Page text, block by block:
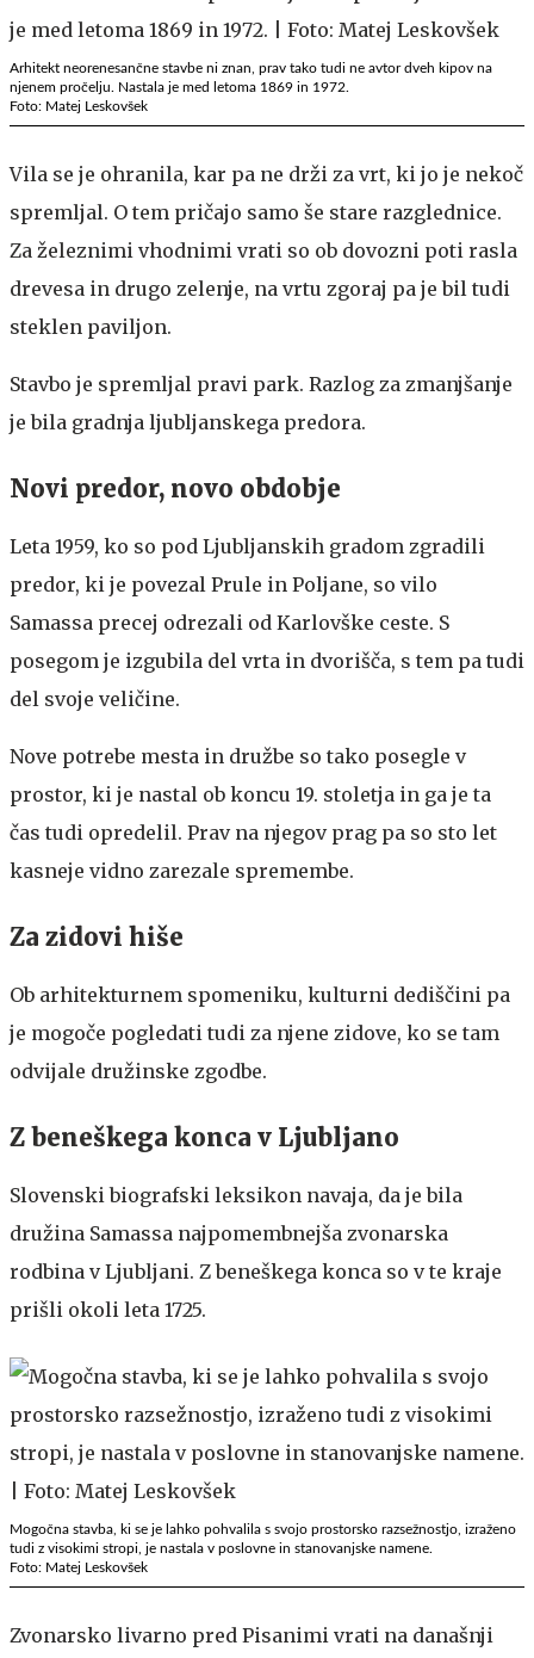
Arhitekt neorenesančne stavbe ni znan, prav tako tudi ne avtor dveh kipov na
njenem pročelju. Nastala je med letoma 1869 in 1972.
Foto: Matej Leskovšek
Vila se je ohranila, kar pa ne drži za vrt, ki jo je nekoč
spremljal. O tem pričajo samo še stare razglednice.
Za železnimi vhodnimi vrati so ob dovozni poti rasla
drevesa in drugo zelenje, na vrtu zgoraj pa je bil tudi
steklen paviljon.
Stavbo je spremljal pravi park. Razlog za zmanjšanje
je bila gradnja ljubljanskega predora.
Novi predor, novo obdobje
Leta 1959, ko so pod Ljubljanskih gradom zgradili
predor, ki je povezal Prule in Poljane, so vilo
Samassa precej odrezali od Karlovške ceste. S
posegom je izgubila del vrta in dvorišča, s tem pa tudi
del svoje veličine.
Nove potrebe mesta in družbe so tako posegle v
prostor, ki je nastal ob koncu 19. stoletja in ga je ta
čas tudi opredelil. Prav na njegov prag pa so sto let
kasneje vidno zarezale spremembe.
Za zidovi hiše
Ob arhitekturnem spomeniku, kulturni dediščini pa
je mogoče pogledati tudi za njene zidove, ko se tam
odvijale družinske zgodbe.
Z beneškega konca v Ljubljano
Slovenski biografski leksikon navaja, da je bila
družina Samassa najpomembnejša zvonarska
rodbina v Ljubljani. Z beneškega konca so v te kraje
prišli okoli leta 1725.
Mogočna stavba, ki se je lahko pohvalila s svojo prostorsko razsežnostjo, izraženo
tudi z visokimi stropi, je nastala v poslovne in stanovanjske namene.
Foto: Matej Leskovšek
Zvonarsko livarno pred Pisanimi vrati na današnji